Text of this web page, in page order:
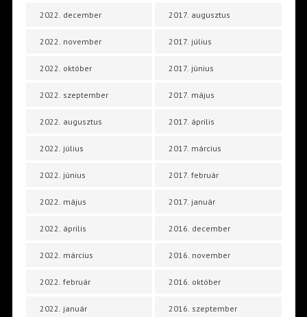
2022. december
2022. november
2022. október
2022. szeptember
2022. augusztus
2022. július
2022. június
2022. május
2022. április
2022. március
2022. február
2022. január
2017. augusztus
2017. július
2017. június
2017. május
2017. április
2017. március
2017. február
2017. január
2016. december
2016. november
2016. október
2016. szeptember